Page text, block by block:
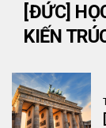
[ĐỨC]
KIẾN